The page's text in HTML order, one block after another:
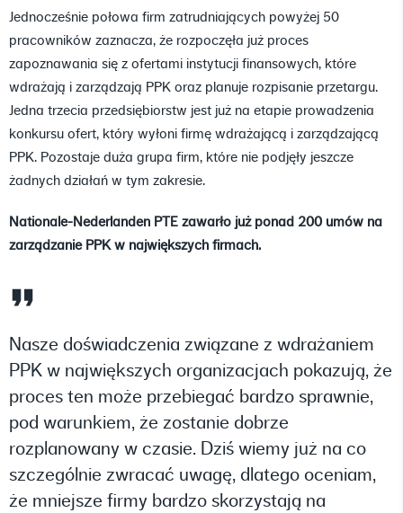
Jednocześnie połowa firm zatrudniających powyżej 50
pracowników zaznacza, że rozpoczęła już proces
zapoznawania się z ofertami instytucji finansowych, które
wdrażają i zarządzają PPK oraz planuje rozpisanie przetargu.
Jedna trzecia przedsiębiorstw jest już na etapie prowadzenia
konkursu ofert, który wyłoni firmę wdrażającą i zarządzającą
PPK. Pozostaje duża grupa firm, które nie podjęły jeszcze
żadnych działań w tym zakresie.
Nationale-Nederlanden PTE zawarło już ponad 200 umów na
zarządzanie PPK w największych firmach.
Nasze doświadczenia związane z wdrażaniem
PPK w największych organizacjach pokazują, że
proces ten może przebiegać bardzo sprawnie,
pod warunkiem, że zostanie dobrze
rozplanowany w czasie. Dziś wiemy już na co
szczególnie zwracać uwagę, dlatego oceniam,
że mniejsze firmy bardzo skorzystają na